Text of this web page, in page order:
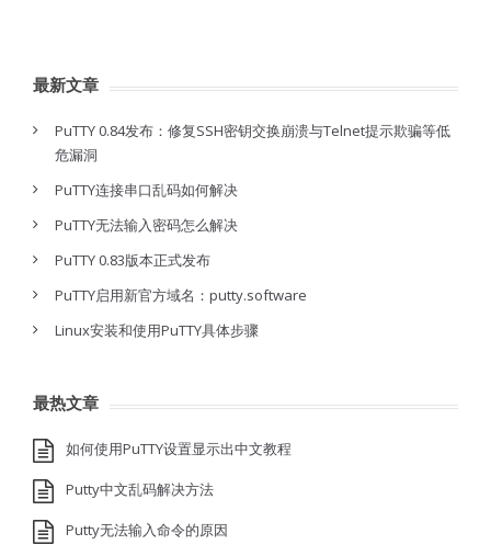
最新文章
PuTTY 0.84发布：修复SSH密钥交换崩溃与Telnet提示欺骗等低
危漏洞
PuTTY连接串口乱码如何解决
PuTTY无法输入密码怎么解决
PuTTY 0.83版本正式发布
PuTTY启用新官方域名：putty.software
Linux安装和使用PuTTY具体步骤
最热文章
如何使用PuTTY设置显示出中文教程
Putty中文乱码解决方法
Putty无法输入命令的原因